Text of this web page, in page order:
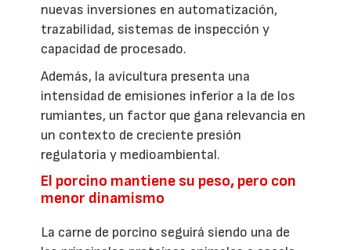
nuevas inversiones en automatización,
trazabilidad, sistemas de inspección y
capacidad de procesado.
Además, la avicultura presenta una
intensidad de emisiones inferior a la de los
rumiantes, un factor que gana relevancia en
un contexto de creciente presión
regulatoria y medioambiental.
El porcino mantiene su peso, pero con
menor dinamismo
La carne de porcino seguirá siendo una de